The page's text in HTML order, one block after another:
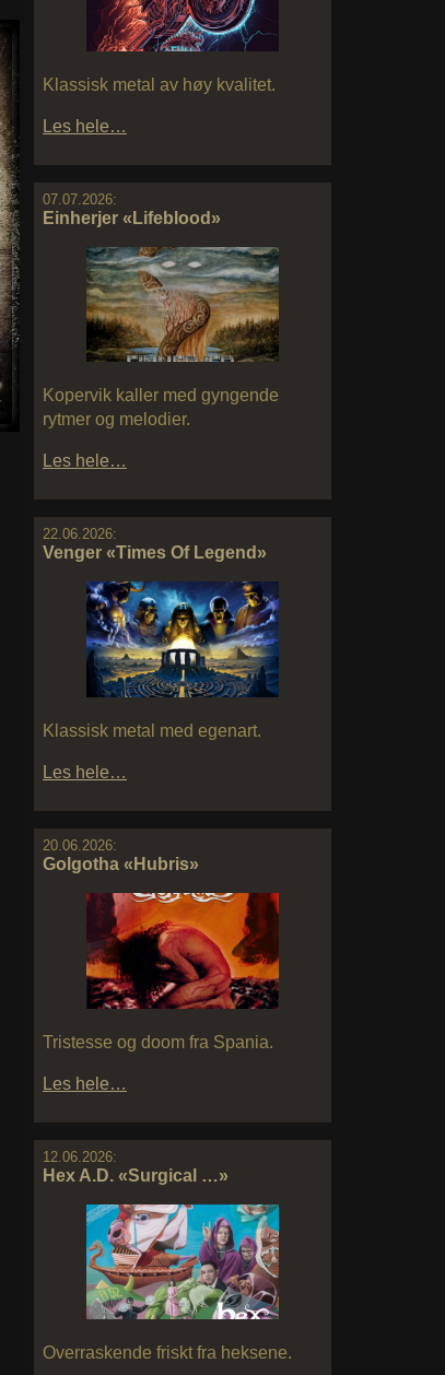
Klassisk metal av høy kvalitet.
Les hele…
07.07.2026:
Einherjer «Lifeblood»
Kopervik kaller med gyngende
rytmer og melodier.
Les hele…
22.06.2026:
Venger «Times Of Legend»
Klassisk metal med egenart.
Les hele…
20.06.2026:
Golgotha «Hubris»
Tristesse og doom fra Spania.
Les hele…
12.06.2026:
Hex A.D. «Surgical …»
Overraskende friskt fra heksene.